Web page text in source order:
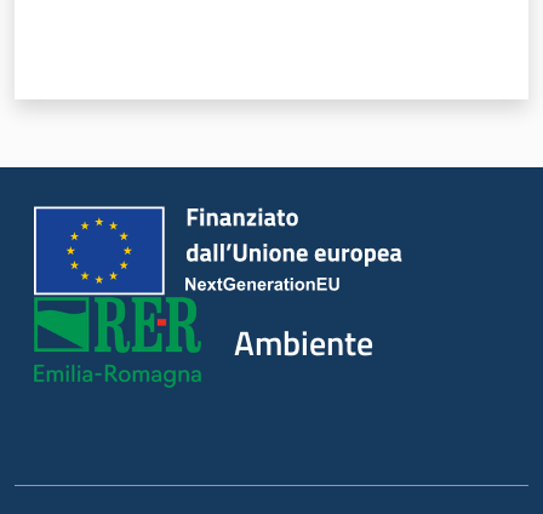
Ambiente